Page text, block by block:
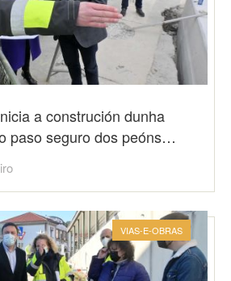
a construción dunha
paso seguro dos peóns…
VIAS-E-OBRAS